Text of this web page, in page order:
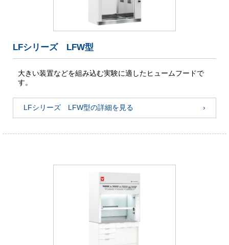
LFシリーズ LFW型
大きい装置などを組み込む実験に適したヒュームフードで
す。
LFシリーズ LFW型の詳細を見る